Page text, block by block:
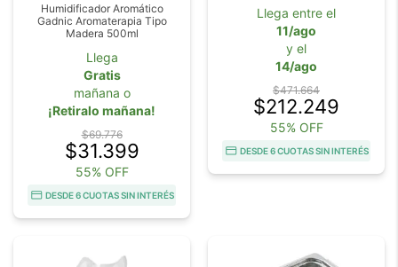
Humidificador Aromático
Gadnic Aromaterapia Tipo
Madera 500ml
Llega
Gratis
mañana o
¡Retiralo mañana!
$69.776
$31.399
55% OFF
DESDE 6 CUOTAS SIN INTERÉS
Llega entre el
11/ago
y el
14/ago
$471.664
$212.249
55% OFF
DESDE 6 CUOTAS SIN INTERÉS